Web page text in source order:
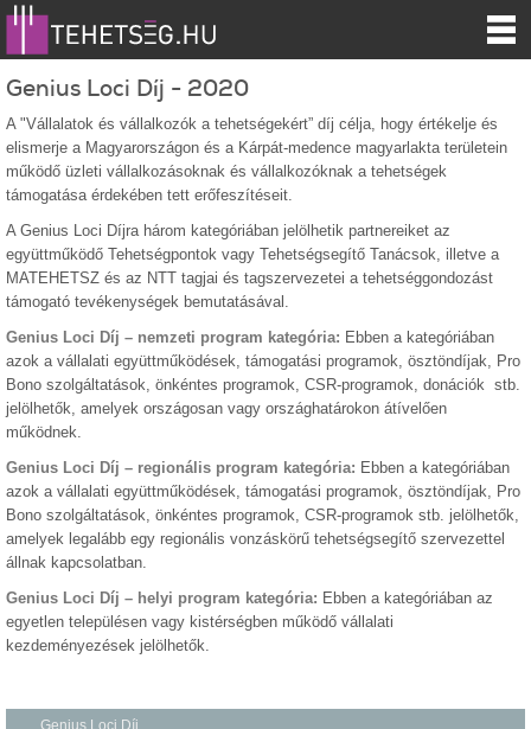
Genius Loci Díj - 2020
A "Vállalatok és vállalkozók a tehetségekért” díj célja, hogy értékelje és
elismerje a Magyarországon és a Kárpát-medence magyarlakta területein
működő üzleti vállalkozásoknak és vállalkozóknak a tehetségek
támogatása érdekében tett erőfeszítéseit.
A Genius Loci Díjra három kategóriában jelölhetik partnereiket az
együttműködő Tehetségpontok vagy Tehetségsegítő Tanácsok, illetve a
MATEHETSZ és az NTT tagjai és tagszervezetei a tehetséggondozást
támogató tevékenységek bemutatásával.
Genius Loci Díj – nemzeti program kategória: Ebben a kategóriában
azok a vállalati együttműködések, támogatási programok, ösztöndíjak, Pro
Bono szolgáltatások, önkéntes programok, CSR-programok, donációk stb.
jelölhetők, amelyek országosan vagy országhatárokon átívelően
működnek.
Genius Loci Díj – regionális program kategória: Ebben a kategóriában
azok a vállalati együttműködések, támogatási programok, ösztöndíjak, Pro
Bono szolgáltatások, önkéntes programok, CSR-programok stb. jelölhetők,
amelyek legalább egy regionális vonzáskörű tehetségsegítő szervezettel
állnak kapcsolatban.
Genius Loci Díj – helyi program kategória: Ebben a kategóriában az
egyetlen településen vagy kistérségben működő vállalati
kezdeményezések jelölhetők.
Genius Loci Díj